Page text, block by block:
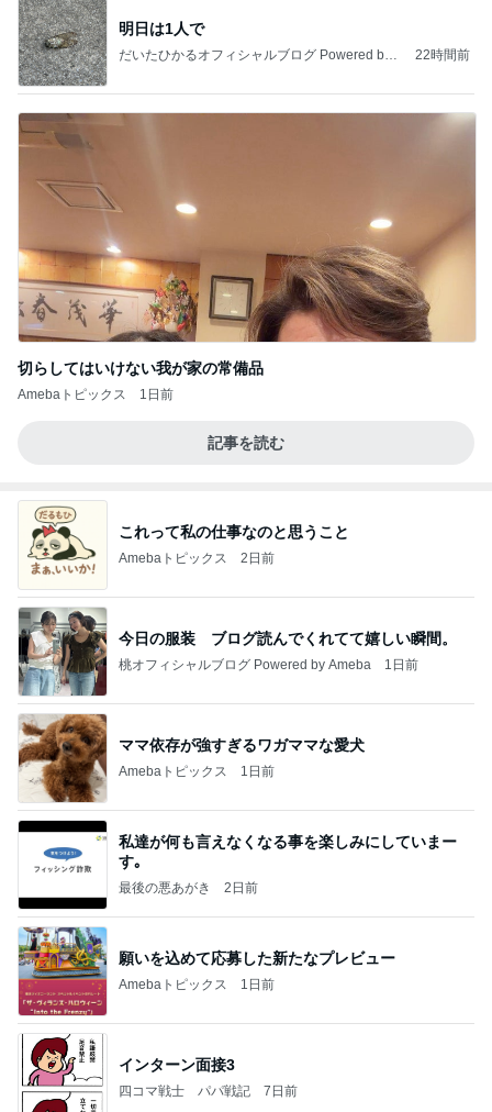
明日は1人で
だいたひかるオフィシャルブログ Powered by
22時間前
切らしてはいけない我が家の常備品
Amebaトピックス 1日前
記事を読む
これって私の仕事なのと思うこと
Amebaトピックス 2日前
今日の服装 ブログ読んでくれてて嬉しい瞬間。
桃オフィシャルブログ Powered by Ameba 1日前
ママ依存が強すぎるワガママな愛犬
Amebaトピックス 1日前
私達が何も言えなくなる事を楽しみにしていまー
す｡
最後の悪あがき 2日前
願いを込めて応募した新たなプレビュー
Amebaトピックス 1日前
インターン面接3
四コマ戦士 パパ戦記 7日前